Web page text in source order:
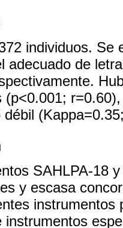
individuos. Se
adecuado de
(p<0.001;
débil
SAHLPA-18
y escasa
instrumentos
instrumentos